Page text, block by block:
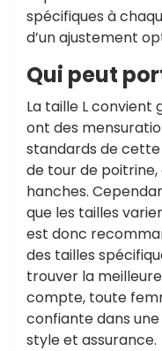
spécifiques à
d’un ajustement
Qui peut
La taille L convient
ont des
standards de
de tour de
hanches.
que les tailles
est donc
des tailles
trouver la
compte, toute
confiante dans
style et assurance.